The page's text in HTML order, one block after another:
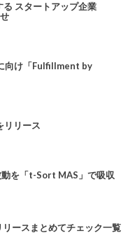
る スタートアップ企業
向け「Fulfillment by
リリース
を「t-Sort MAS」で吸収
リースまとめてチェック一覧